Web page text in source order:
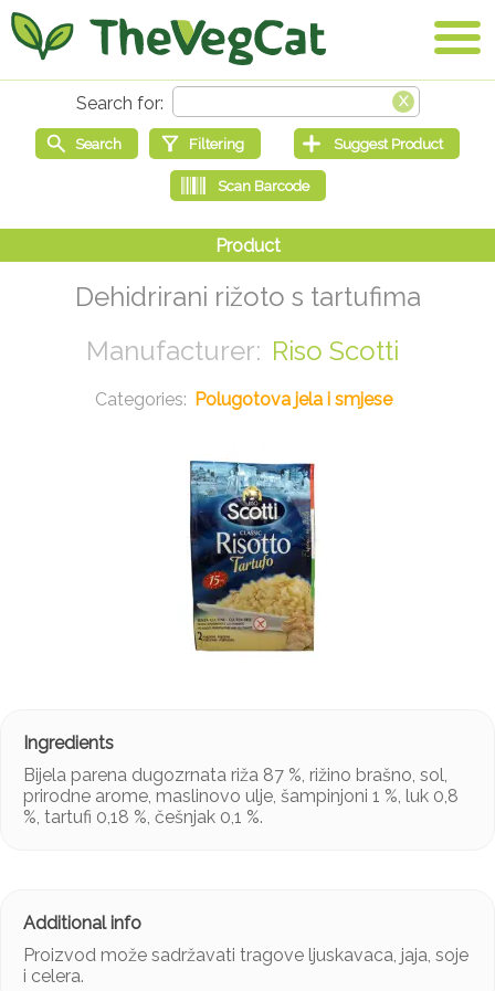
Dehidrirani rižoto s tartufima
Riso Scotti
Polugotova jela i smjese
Bijela parena dugozrnata riža 87 %, rižino brašno, sol,
prirodne arome, maslinovo ulje, šampinjoni 1 %, luk 0,8
%, tartufi 0,18 %, češnjak 0,1 %.
Proizvod može sadržavati tragove ljuskavaca, jaja, soje
i celera.